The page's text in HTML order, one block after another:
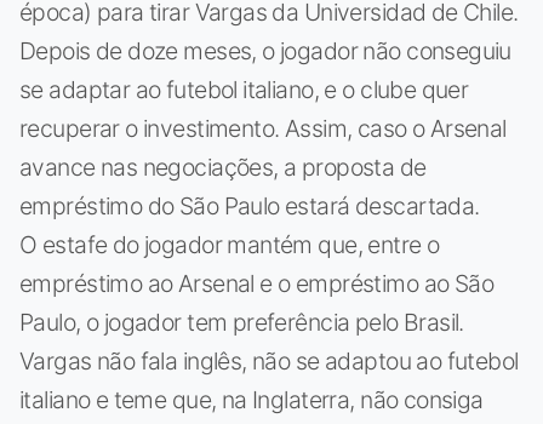
época) para tirar Vargas da Universidad de Chile.
Depois de doze meses, o jogador não conseguiu
se adaptar ao futebol italiano, e o clube quer
recuperar o investimento. Assim, caso o Arsenal
avance nas negociações, a proposta de
empréstimo do São Paulo estará descartada.
O estafe do jogador mantém que, entre o
empréstimo ao Arsenal e o empréstimo ao São
Paulo, o jogador tem preferência pelo Brasil.
Vargas não fala inglês, não se adaptou ao futebol
italiano e teme que, na Inglaterra, não consiga